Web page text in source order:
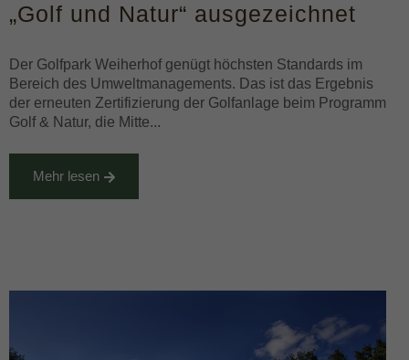
„Golf und Natur“ ausgezeichnet
Der Golfpark Weiherhof genügt höchsten Standards im
Bereich des Umweltmanagements. Das ist das Ergebnis
der erneuten Zertifizierung der Golfanlage beim Programm
Golf & Natur, die Mitte...
Mehr lesen